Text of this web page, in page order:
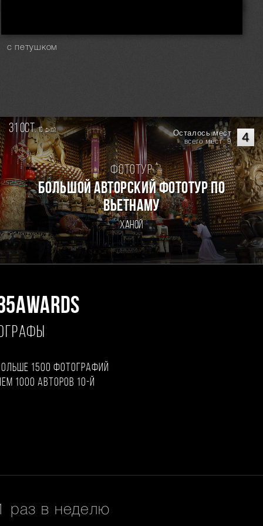
с петушком
31 oct.10дней 4
Осталось мест
всего мест: 9
Фототур
Большой авторский фототур по
Вьетнаму
Ханой
1500 фотографий
1000 авторов 10-й
раз в неделю